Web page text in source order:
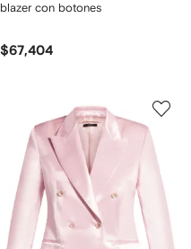
blazer con botones
$67,404